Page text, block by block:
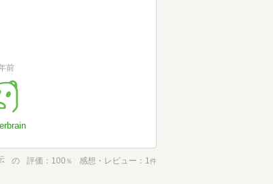
前
の 評価 100 ％ 感想・レビュー 1件